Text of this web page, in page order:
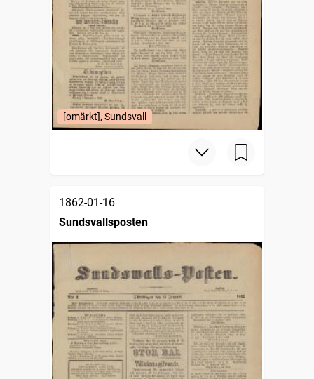
[omärkt], Sundsvall
1862-01-16
Sundsvallsposten